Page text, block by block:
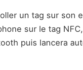
un tag sur son
sur le tag
puis lancera